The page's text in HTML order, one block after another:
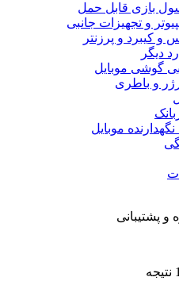
بازی قابل حمل
و تجهیزات جانبی
و کیبرد و پرزنتر
دیگر
گوشی موبایل
و باطری
نگهدارنده موبایل